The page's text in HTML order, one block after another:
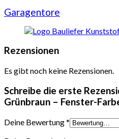
Garagentore
Rezensionen
Es gibt noch keine Rezensionen.
Schreibe die erste
Grünbraun – Fenster-
Deine Bewertung*